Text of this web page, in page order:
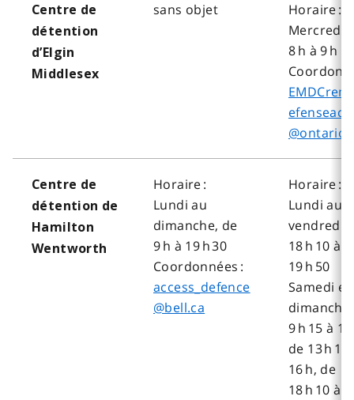
Centre de
détention
d’Elgin
Middlesex
sans objet
Horaire :
Mercredi,
8 h à 9 h
Centre de
détention de
Hamilton
Wentworth
Horaire :
Lundi au
dimanche, de
9 h à 19 h 30
Coordonnées :
access_defence
@bell.ca
Horaire :
Lundi au
vendredi,
18 h 10 à
19 h 50
Samedi et
9 h 15 à
de 13 h 15
16 h, de
18 h 10 à